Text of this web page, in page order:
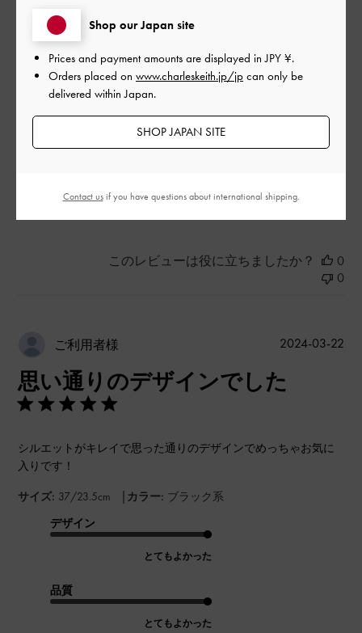
サイズ: 37/23.5cm
デザイン
とてもよかった
このレビューは役に立ちましたか？
0
0
ご利用者様
思い通りのデザインでした
シルエットがキレイで思った通りのデザインでめっちゃお気に
入りです！
サイズ: 37/23.5cm | カラー: ブラック系
デザイン
とてもよかった
品質
とてもよかった
公
2024-03-22
Shop our Japan site
Prices and payment amounts are displayed inJPY ¥.
Orders placed on www.charleskeith.jp/jp can only be
delivered within Japan.
SHOP JAPAN SITE
Contact usif you have questions about international shipping.